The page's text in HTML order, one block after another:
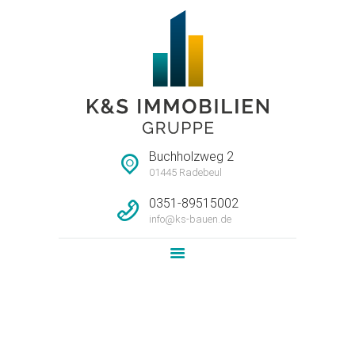
Buchholzweg 2
01445 Radebeul
0351-89515002
info@ks-bauen.de
STARTSEITE
HAUSMEISTERSERVI
UNTERNEHMEN
IMMOBILIEN
LEISTUNG
NEWS